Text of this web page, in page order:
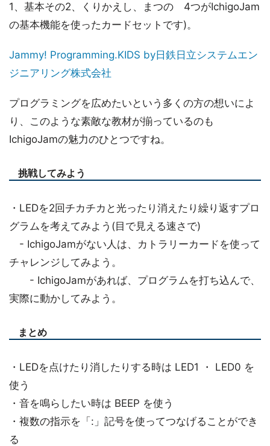
1、基本その2、くりかえし、まつの 4つがIchigoJam
の基本機能を使ったカードセットです)。
Jammy! Programming.KIDS by日鉄日立システムエン
ジニアリング株式会社
プログラミングを広めたいという多くの方の想いによ
り、このような素敵な教材が揃っているのも
IchigoJamの魅力のひとつですね。
挑戦してみよう
・LEDを2回チカチカと光ったり消えたり繰り返すプロ
グラムを考えてみよう(目で見える速さで)
- IchigoJamがない人は、カトラリーカードを使って
チャレンジしてみよう。
- IchigoJamがあれば、プログラムを打ち込んで、
実際に動かしてみよう。
まとめ
・LEDを点けたり消したりする時は LED1 ・ LED0 を
使う
・音を鳴らしたい時は BEEP を使う
・複数の指示を「:」記号を使ってつなげることができ
る